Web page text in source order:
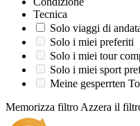
Tecnica
Solo viaggi di
Solo i miei preferiti
Solo i miei tour
Solo i miei sport
Meine gesperrten
Memorizza filtro Azzera il